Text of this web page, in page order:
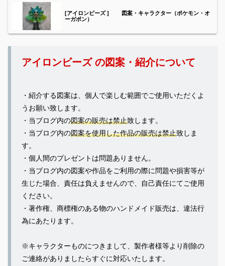
[アイロンビーズ ] 図案・キャラクター（ポケモン・オ
ーガポン）
アイロンビーズ の図案・紹介について
・紹介する図案は、個人で楽しむ範囲でご使用いただくよ
うお願い致します。
・当ブログ内の図案の販売は禁止致します。
・当ブログ内の図案を使用した作品の販売は禁止致しま
す。
・個人間のプレゼントは問題ありません。
・当ブログ内の図案や作品をご利用の際に問題や損害等が
生じた場合、責任は負えませんので、自己責任にてご使用
ください。
・著作権、商標権のある物のハンドメイド販売は、違法行
為にあたります。
※キャラクターものにつきまして、製作者様等より削除の
ご連絡がありましたらすぐに対応いたします。